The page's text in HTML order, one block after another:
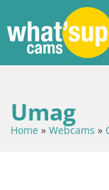
Umag
Home » Webcams »